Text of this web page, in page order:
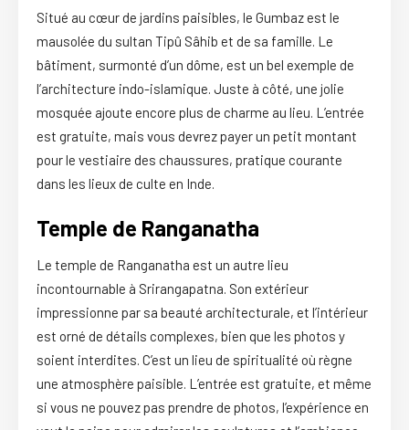
Situé au cœur de jardins paisibles, le Gumbaz est le
mausolée du sultan Tipû Sâhib et de sa famille. Le
bâtiment, surmonté d’un dôme, est un bel exemple de
l’architecture indo-islamique. Juste à côté, une jolie
mosquée ajoute encore plus de charme au lieu. L’entrée
est gratuite, mais vous devrez payer un petit montant
pour le vestiaire des chaussures, pratique courante
dans les lieux de culte en Inde.
Temple de Ranganatha
Le temple de Ranganatha est un autre lieu
incontournable à Srirangapatna. Son extérieur
impressionne par sa beauté architecturale, et l’intérieur
est orné de détails complexes, bien que les photos y
soient interdites. C’est un lieu de spiritualité où règne
une atmosphère paisible. L’entrée est gratuite, et même
si vous ne pouvez pas prendre de photos, l’expérience en